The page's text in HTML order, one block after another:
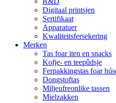
Digitaal printsjen
Sertifikaat
Apparatuer
Kwaliteitsfersekering
Merken
Tas foar iten en snacks
Kofje- en teepûdsje
Ferpakkingstas foar
Dongstoftas
Miljeufreonlike tassen
Mielzakken